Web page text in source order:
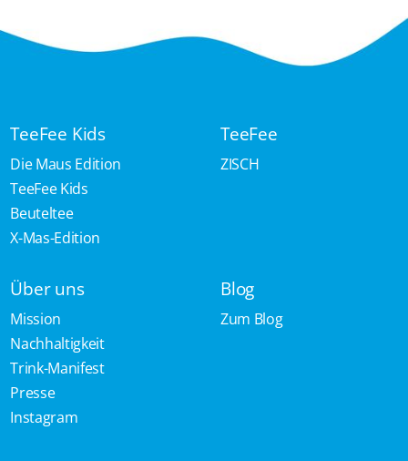
TeeFee Kids
Die Maus Edition
TeeFee Kids
Beuteltee
X-Mas-Edition
TeeFee
ZISCH
Über uns
Mission
Nachhaltigkeit
Trink-Manifest
Presse
Instagram
Blog
Zum Blog